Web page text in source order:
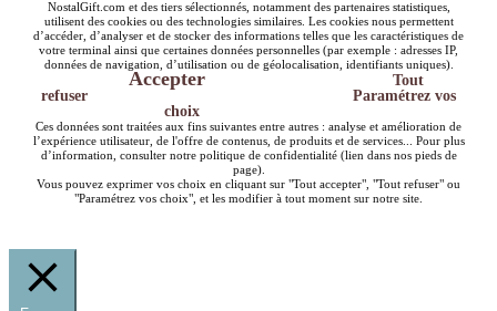
NostalGift.com et des tiers sélectionnés, notamment des partenaires statistiques,
utilisent des cookies ou des technologies similaires. Les cookies nous permettent
d’accéder, d’analyser et de stocker des informations telles que les caractéristiques de
votre terminal ainsi que certaines données personnelles (par exemple : adresses IP,
données de navigation, d’utilisation ou de géolocalisation, identifiants uniques).
Accepter
Tout
refuser
Paramétrez vos
choix
Ces données sont traitées aux fins suivantes entre autres : analyse et amélioration de
l’expérience utilisateur, de l'offre de contenus, de produits et de services... Pour plus
d’information, consulter notre politique de confidentialité (lien dans nos pieds de
page).
Vous pouvez exprimer vos choix en cliquant sur "Tout accepter", "Tout refuser" ou
"Paramétrez vos choix", et les modifier à tout moment sur notre site.